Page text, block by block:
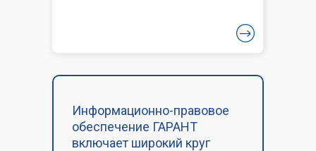
Информационно-правовое
обеспечение ГАРАНТ
включает широкий круг